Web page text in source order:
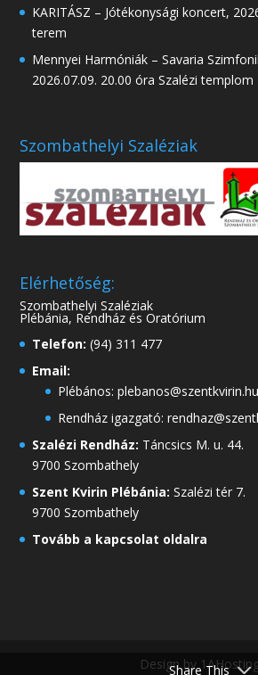
KARITÁSZ – Jótékonysági koncert,
terem
Mennyei Harmóniák – Savaria
2026.07.09. 20.00 óra Szalézi templom
Szombathelyi Szaléziak
Elérhetőség:
Szombathelyi Szaléziak
Plébánia, Rendház és Oratórium
Telefon:(94) 311 477
Email:
Plébános: plebanos@szentkvirin.hu
Rendház igazgató:
Szalézi Rendház: Táncsics M. u. 44.
9700 Szombathely
Szent Kvirin Plébánia: Szalézi tér 7.
9700 Szombathely
Tovább a kapcsolat oldalra
Design byShare This